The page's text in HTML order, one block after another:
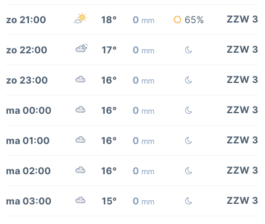
zo 21:00 18° 0 mm 65% ZZW 3
zo 22:00 17° 0 mm ZZW 3
zo 23:00 16° 0 mm ZZW 3
ma 00:00 16° 0 mm ZZW 3
ma 01:00 16° 0 mm ZZW 3
ma 02:00 16° 0 mm ZZW 3
ma 03:00 15° 0 mm ZZW 3